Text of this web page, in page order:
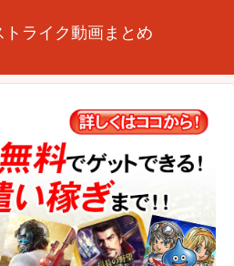
トライク動画まとめ